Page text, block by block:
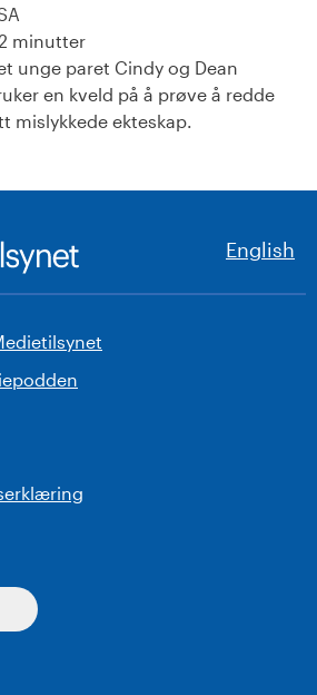
minutter
unge paret Cindy og Dean
en kveld på å prøve å redde
mislykkede ekteskap.
English